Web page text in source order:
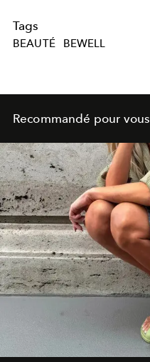
Tags
BEAUTÉ BEWELL
Recommandé pour vous